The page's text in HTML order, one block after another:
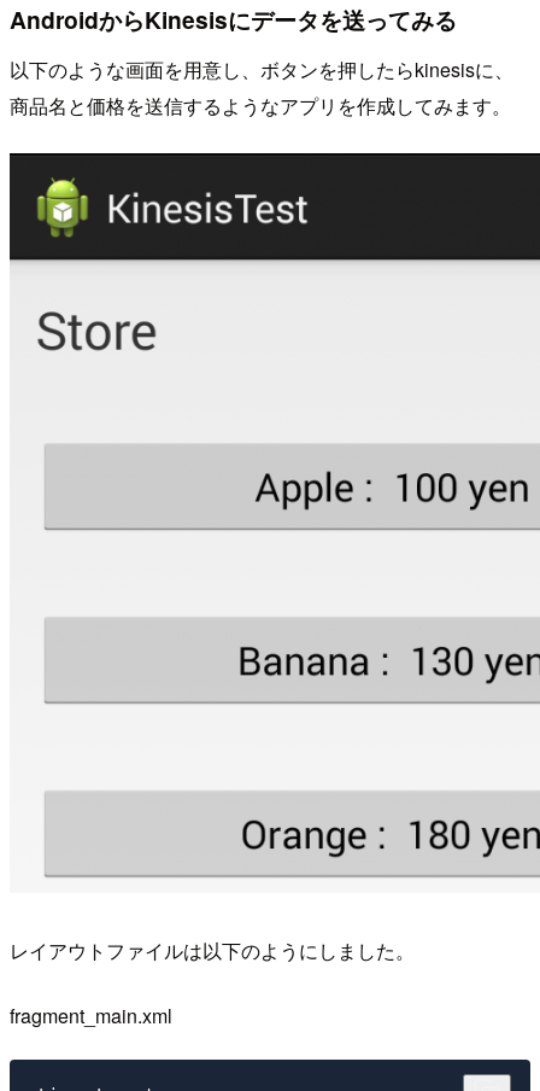
AndroidからKinesisにデータを送ってみる
以下のような画面を用意し、ボタンを押したらkinesisに、
商品名と価格を送信するようなアプリを作成してみます。
レイアウトファイルは以下のようにしました。
fragment_main.xml